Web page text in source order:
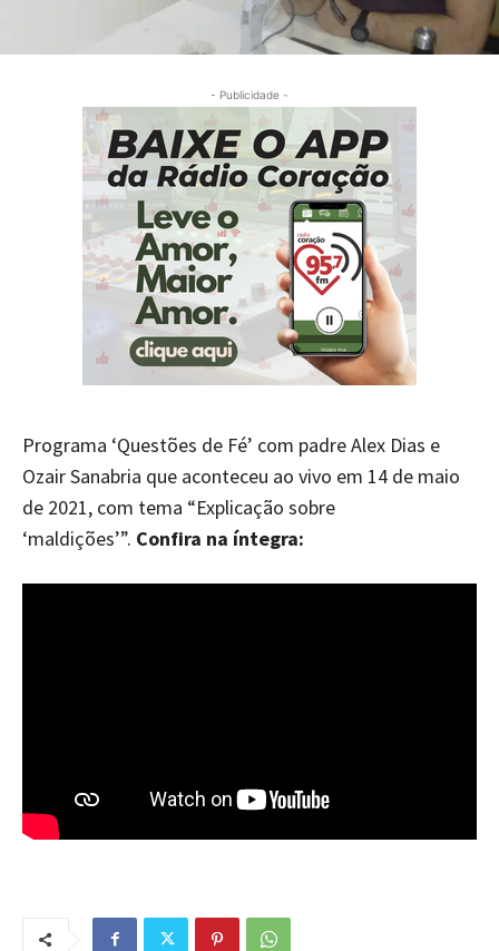
- Publicidade -
Programa ‘Questões de Fé’ com padre Alex Dias e
Ozair Sanabria que aconteceu ao vivo em 14 de maio
de 2021, com tema “Explicação sobre
‘maldições’”. Confira na íntegra: